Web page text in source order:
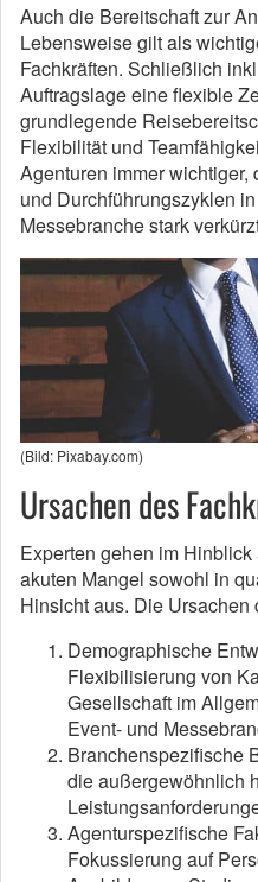
Auch die Bereitschaft zur
Lebensweise gilt als
Fachkräften. Schließlich
Auftragslage eine flexible
grundlegende
Flexibilität und
Agenturen immer
und Durchführungszyklen
Messebranche stark
(Bild: Pixabay.com)
Ursachen des
Experten gehen im
akuten Mangel sowohl in
Hinsicht aus. Die
Demographische
Flexibilisierung von
Gesellschaft im
Event- und
Branchenspezifische
die außergewöhnlich
Agenturspezifische
Fokussierung auf